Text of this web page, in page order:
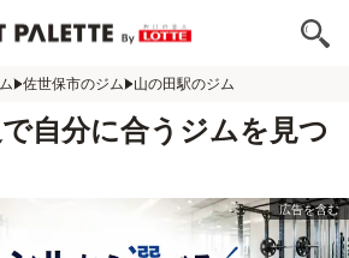
佐世保市のジム 山の田駅のジム
自分に合うジムを見つ